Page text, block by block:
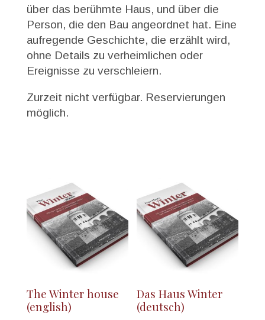
über das berühmte Haus, und über die
Person, die den Bau angeordnet hat. Eine
aufregende Geschichte, die erzählt wird,
ohne Details zu verheimlichen oder
Ereignisse zu verschleiern.
Zurzeit nicht verfügbar. Reservierungen
möglich.
The Winter house
(english)
Das Haus Winter
(deutsch)